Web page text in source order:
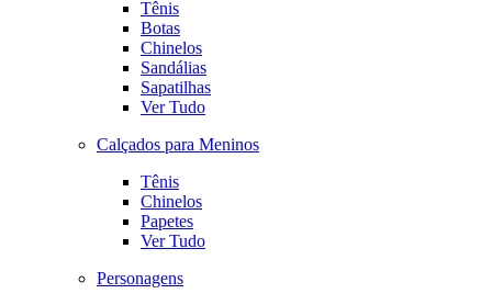
Tênis
Botas
Chinelos
Sandálias
Sapatilhas
Ver Tudo
Calçados para Meninos
Tênis
Chinelos
Papetes
Ver Tudo
Personagens